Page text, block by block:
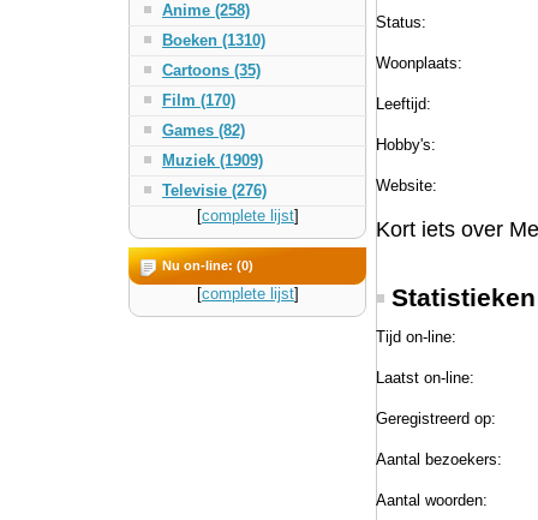
Anime (258)
Boeken (1310)
Cartoons (35)
Film (170)
Games (82)
Muziek (1909)
Televisie (276)
[complete lijst]
Nu on-line: (0)
[complete lijst]
Status:
Woonplaats:
Leeftijd:
Hobby's:
Website:
Kort iets over
Tijd on-line:
Laatst on-line:
Geregistreerd op:
Aantal bezoekers:
Aantal woorden: